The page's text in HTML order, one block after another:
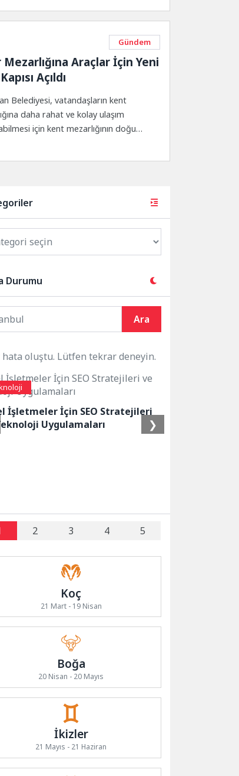
Gündem
Mezarlığına Araçlar İçin Yeni
Açıldı
Belediyesi, vatandaşların kent
daha rahat ve kolay ulaşım
için kent mezarlığının doğu
Durumu
Ara
oluştu. Lütfen tekrar deneyin.
İşletmeler İçin SEO Stratejileri
Uygulamaları
❯
2 3 4 5
Koç
21 Mart - 19 Nisan
Boğa
20 Nisan - 20 Mayıs
İkizler
21 Mayıs - 21 Haziran